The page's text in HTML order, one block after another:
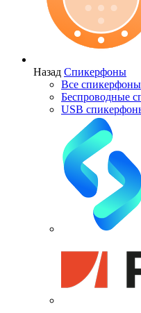
Назад Спикерфоны
Все спикерфоны
Беспроводные
USB